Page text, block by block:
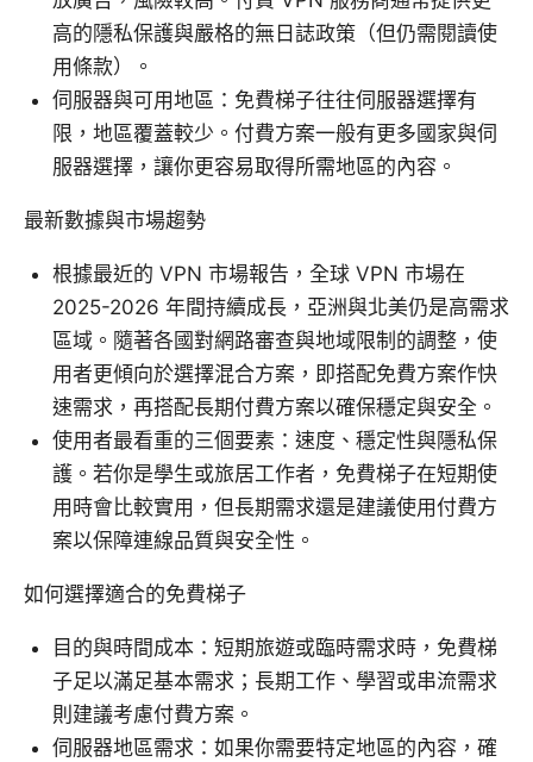
高的隱私保護與嚴格的無日誌政策（但仍需閱讀使
用條款）。
伺服器與可用地區：免費梯子往往伺服器選擇有
限，地區覆蓋較少。付費方案一般有更多國家與伺
服器選擇，讓你更容易取得所需地區的內容。
最新數據與市場趨勢
根據最近的 VPN 市場報告，全球 VPN 市場在
2025-2026 年間持續成長，亞洲與北美仍是高需求
區域。隨著各國對網路審查與地域限制的調整，使
用者更傾向於選擇混合方案，即搭配免費方案作快
速需求，再搭配長期付費方案以確保穩定與安全。
使用者最看重的三個要素：速度、穩定性與隱私保
護。若你是學生或旅居工作者，免費梯子在短期使
用時會比較實用，但長期需求還是建議使用付費方
案以保障連線品質與安全性。
如何選擇適合的免費梯子
目的與時間成本：短期旅遊或臨時需求時，免費梯
子足以滿足基本需求；長期工作、學習或串流需求
則建議考慮付費方案。
伺服器地區需求：如果你需要特定地區的內容，確